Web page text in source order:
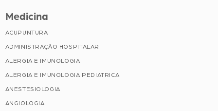
Medicina
ACUPUNTURA
ADMINISTRAÇÃO HOSPITALAR
ALERGIA E IMUNOLOGIA
ALERGIA E IMUNOLOGIA PEDIATRICA
ANESTESIOLOGIA
ANGIOLOGIA